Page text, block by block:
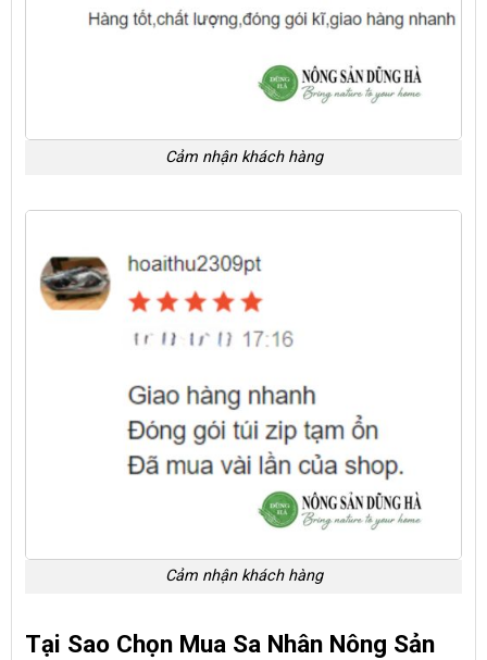
Cảm nhận khách hàng
Cảm nhận khách hàng
Tại Sao Chọn Mua Sa Nhân Nông Sản